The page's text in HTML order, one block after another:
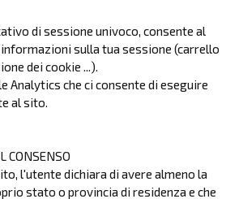
di sessione univoco, consente al
sulla tua sessione (carrello
dei cookie ...).
Analytics che ci consente di eseguire
al sito.
CONSENSO
l'utente dichiara di avere almeno la
stato o provincia di residenza e che